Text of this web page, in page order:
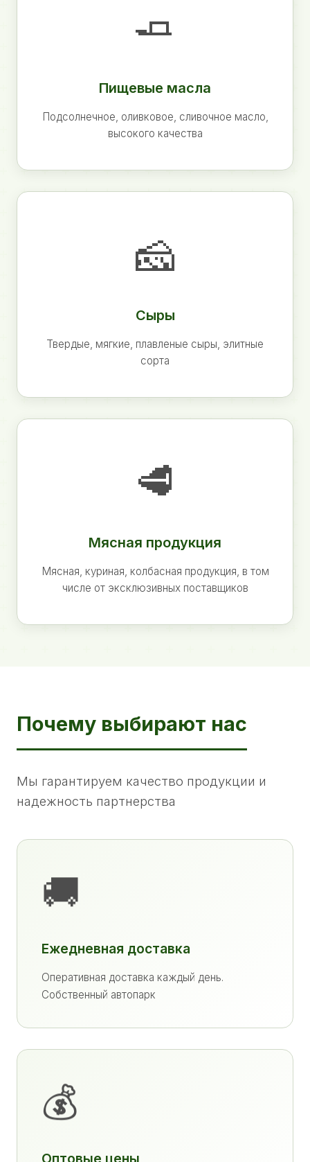
🧈
Пищевые масла
Подсолнечное, оливковое, сливочное масло,
высокого качества
🧀
Сыры
Твердые, мягкие, плавленые сыры, элитные
сорта
🥩
Мясная продукция
Мясная, куриная, колбасная продукция, в том
числе от эксклюзивных поставщиков
Почему выбирают нас
Мы гарантируем качество продукции и
надежность партнерства
🚚
Ежедневная доставка
Оперативная доставка каждый день.
Собственный автопарк
💰
Оптовые цены